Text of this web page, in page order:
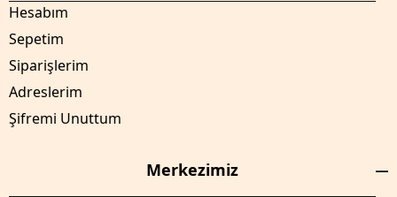
Hesabım
Sepetim
Siparişlerim
Adreslerim
Şifremi Unuttum
Merkezimiz